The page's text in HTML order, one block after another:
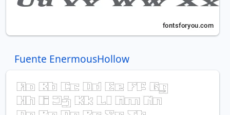
Fuente EnermousHollow